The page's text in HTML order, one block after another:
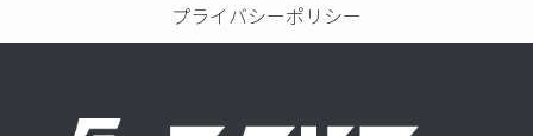
プライバシーポリシー